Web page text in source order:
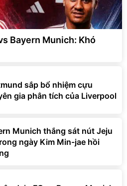
Bayern Munich: Khó
sắp bổ nhiệm cựu
gia phân tích của Liverpool
Munich thắng sát nút Jeju
ngày Kim Min-jae hồi